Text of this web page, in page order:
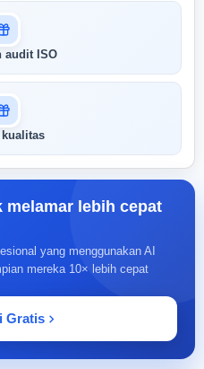
audit ISO
kualitas
lebih cepat
yang menggunakan AI
mereka 10× lebih cepat
Gratis